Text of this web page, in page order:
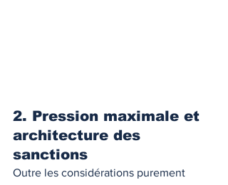
2. Pression maximale et
architecture des
sanctions
Outre les considérations purement